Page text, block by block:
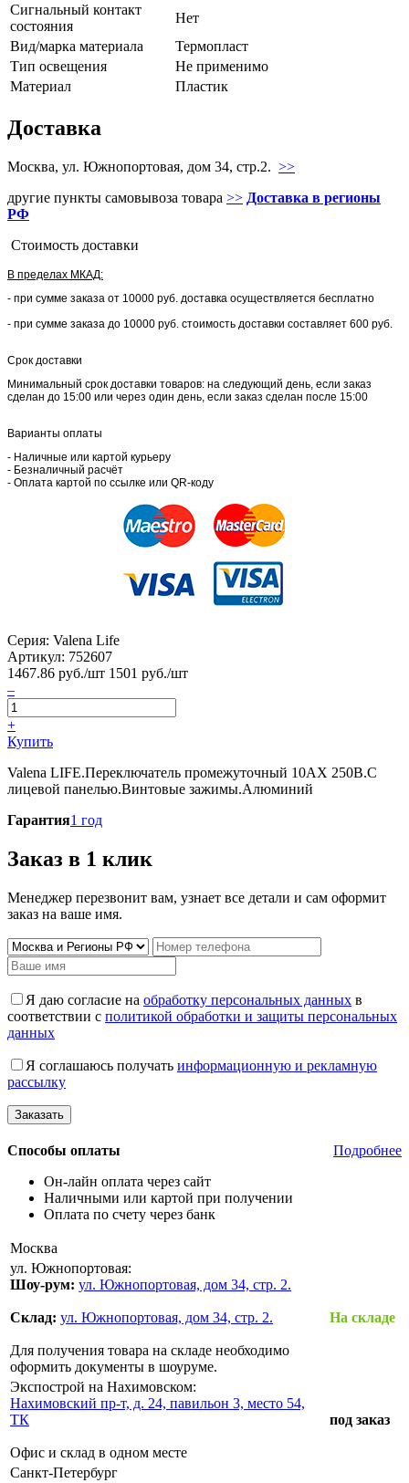
Сигнальный контакт
состояния
Нет
Вид/марка материала
Термопласт
Тип освещения
Не применимо
Материал
Пластик
Доставка
Москва, ул. Южнопортовая, дом 34, стр.2. >>
другие пункты самовывоза товара >> Доставка в регионы
РФ
Стоимость доставки
В пределах МКАД:
- при сумме заказа от 10000 руб. доставка осуществляется бесплатно
- при сумме заказа до 10000 руб. стоимость доставки составляет 600 руб.
Срок доставки
Минимальный срок доставки товаров: на следующий день, если заказ
сделан до 15:00 или через один день, если заказ сделан после 15:00
Варианты оплаты
- Наличные или картой курьеру
- Безналичный расчёт
- Оплата картой по ссылке или QR-коду
Серия: Valena Life
Артикул: 752607
1467.86 руб./шт 1501 руб./шт
–
+
Купить
Valena LIFE.Переключатель промежуточный 10АХ 250В.С
лицевой панелью.Винтовые зажимы.Алюминий
Гарантия1 год
Заказ в 1 клик
Менеджер перезвонит вам, узнает все детали и сам оформит
заказ на ваше имя.
Я даю согласие на обработку персональных данных в
соответствии с политикой обработки и защиты персональных
данных
Я соглашаюсь получать информационную и рекламную
рассылку
Способы оплаты
Подробнее
Он-лайн оплата через сайт
Наличными или картой при получении
Оплата по счету через банк
Москва
ул. Южнопортовая:
Шоу-рум: ул. Южнопортовая, дом 34, стр. 2.
Склад: ул. Южнопортовая, дом 34, стр. 2.
Для получения товара на складе необходимо
оформить документы в шоуруме.
На складе
Экспострой на Нахимовском:
Нахимовский пр-т, д. 24, павильон 3, место 54,
ТК
Офис и склад в одном месте
под заказ
Санкт-Петербург